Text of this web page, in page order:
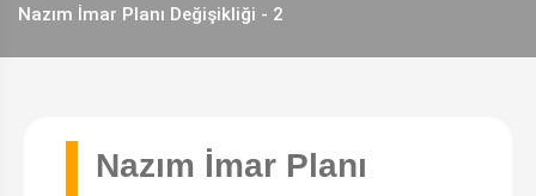
Nazım İmar Planı Değişikliği - 2
Nazım İmar Planı